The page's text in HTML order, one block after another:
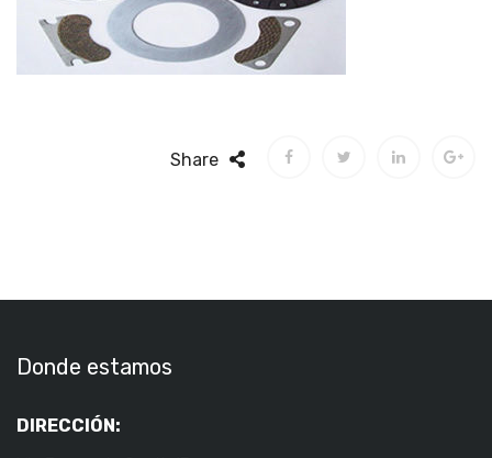
Share
Donde estamos
DIRECCIÓN: